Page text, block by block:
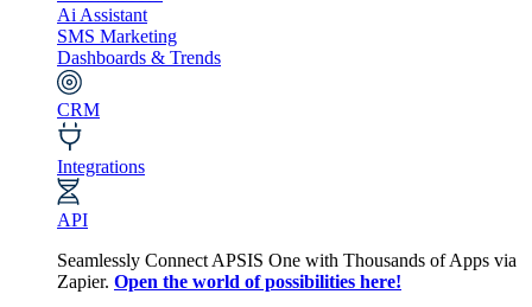
Ai Assistant
SMS Marketing
Dashboards & Trends
CRM
Integrations
API
Seamlessly Connect APSIS One with Thousands of Apps via
Zapier. Open the world of possibilities here!